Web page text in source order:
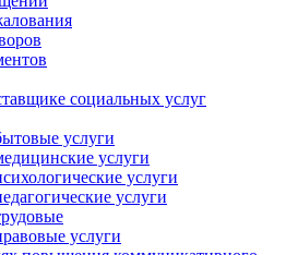
социальных услуг
услуги
услуги
услуги
услуги
услуги